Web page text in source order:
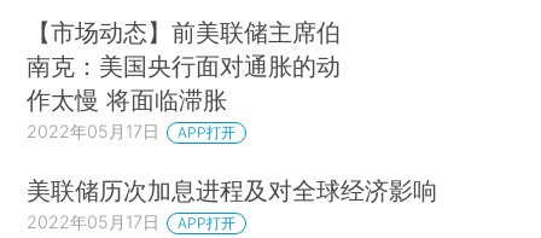
【市场动态】前美联储主席伯
南克：美国央行面对通胀的动
作太慢 将面临滞胀
2022年05月17日 APP打开
美联储历次加息进程及对全球经济影响
2022年05月17日 APP打开